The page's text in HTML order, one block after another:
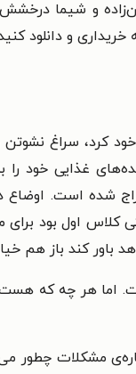
و شیما
و دانلود
کرد، سراغ
غذایی خود را
شده است. اوضاع
اول بود برای
باور کند باز هم
هر چه که هست
مشکلات چطور